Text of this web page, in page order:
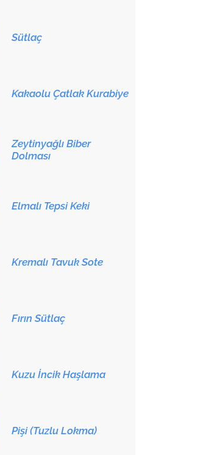
Sütlaç
Kakaolu Çatlak Kurabiye
Zeytinyağlı Biber
Dolması
Elmalı Tepsi Keki
Kremalı Tavuk Sote
Fırın Sütlaç
Kuzu İncik Haşlama
Pişi (Tuzlu Lokma)